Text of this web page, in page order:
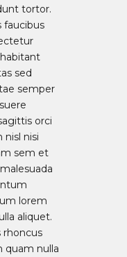
tortor.
faucibus
sed
semper
orci
nisl nisi
sem et
lorem
aliquet.
rhoncus
quam nulla